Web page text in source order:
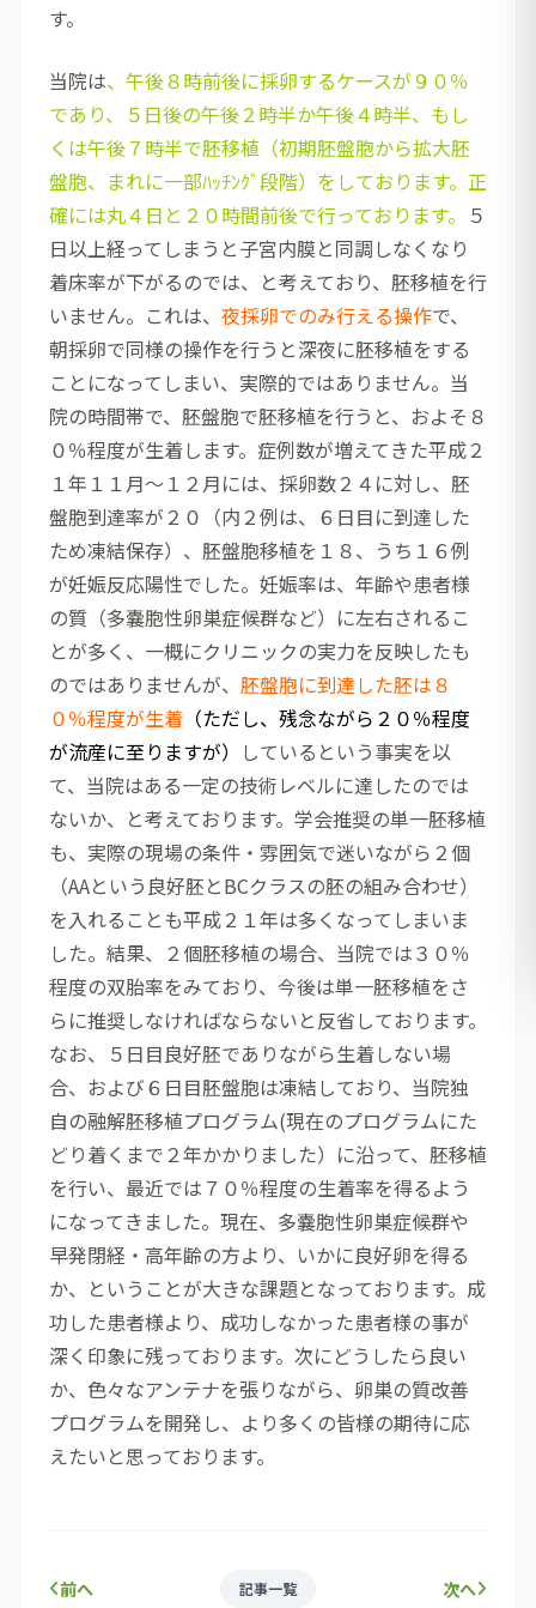
す。
当院は、午後８時前後に採卵するケースが９０％
であり、５日後の午後２時半か午後４時半、もし
くは午後７時半で胚移植（初期胚盤胞から拡大胚
盤胞、まれに一部ﾊｯﾁﾝｸﾞ段階）をしております。正
確には丸４日と２０時間前後で行っております。 ５
日以上経ってしまうと子宮内膜と同調しなくなり
着床率が下がるのでは、と考えており、胚移植を行
いません。これは、 夜採卵でのみ行える操作で、
朝採卵で同様の操作を行うと深夜に胚移植をする
ことになってしまい、実際的ではありません。当
院の時間帯で、胚盤胞で胚移植を行うと、およそ８
０％程度が生着します。症例数が増えてきた平成２
１年１１月～１２月には、採卵数２４に対し、胚
盤胞到達率が２０（内２例は、６日目に到達した
ため凍結保存）、胚盤胞移植を１８、うち１６例
が妊娠反応陽性でした。妊娠率は、年齢や患者様
の質（多嚢胞性卵巣症候群など）に左右されるこ
とが多く、一概にクリニックの実力を反映したも
のではありませんが、 胚盤胞に到達した胚は８
０％程度が生着 （ただし、残念ながら２０％程度
が流産に至りますが）
しているという事実を以
て、当院はある一定の技術レベルに達したのでは
ないか、と考えております。学会推奨の単一胚移植
も、実際の現場の条件・雰囲気で迷いながら２個
（AAという良好胚とBCクラスの胚の組み合わせ）
を入れることも平成２１年は多くなってしまいま
した。結果、２個胚移植の場合、当院では３０％
程度の双胎率をみており、今後は単一胚移植をさ
らに推奨しなければならないと反省しております。
なお、５日目良好胚でありながら生着しない場
合、および６日目胚盤胞は凍結しており、当院独
自の融解胚移植プログラム(現在のプログラムにた
どり着くまで２年かかりました）に沿って、胚移植
を行い、最近では７０％程度の生着率を得るよう
になってきました。現在、多嚢胞性卵巣症候群や
早発閉経・高年齢の方より、いかに良好卵を得る
か、ということが大きな課題となっております。成
功した患者様より、成功しなかった患者様の事が
深く印象に残っております。次にどうしたら良い
か、色々なアンテナを張りながら、卵巣の質改善
プログラムを開発し、より多くの皆様の期待に応
えたいと思っております。
前へ 記事一覧 次へ